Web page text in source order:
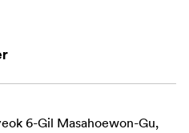
EF, Sony E, Canon RF,
MFT. They are suitable for
and are ready to support all
6-Gil Masahoewon-Gu,